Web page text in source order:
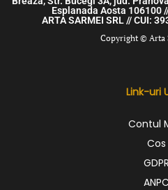
Esplanada Aosta 106100
ARTA SARMEI SRL // CUI:
Copyright © Arta
Link-uri
Contul
Cos
GDPR
ANPC